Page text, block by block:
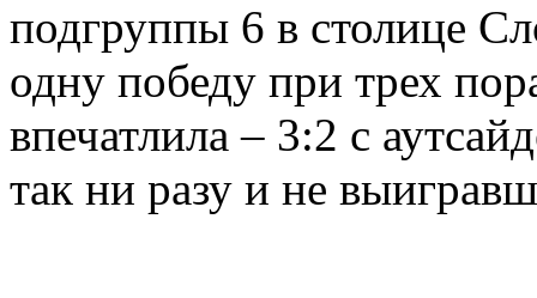
подгруппы 6 в столице
одну победу при трех
впечатлила – 3:2 с
так ни разу и не